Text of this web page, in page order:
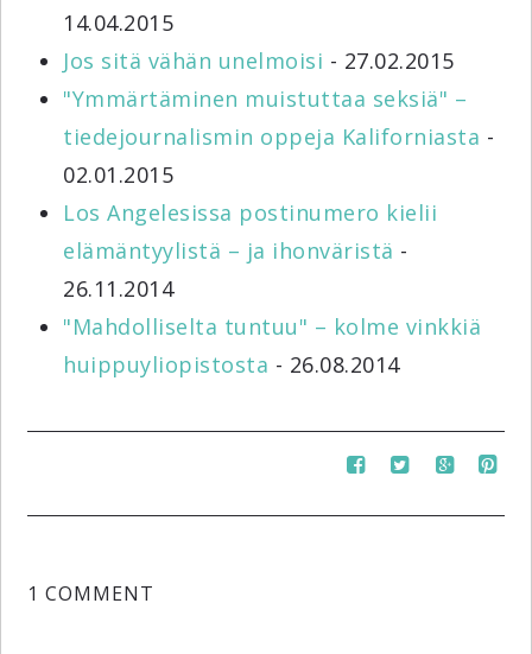
14.04.2015
Jos sitä vähän unelmoisi - 27.02.2015
"Ymmärtäminen muistuttaa seksiä" –
tiedejournalismin oppeja Kaliforniasta -
02.01.2015
Los Angelesissa postinumero kielii
elämäntyylistä – ja ihonväristä -
26.11.2014
"Mahdolliselta tuntuu" – kolme vinkkiä
huippuyliopistosta - 26.08.2014
1 COMMENT